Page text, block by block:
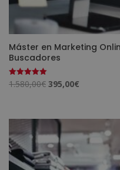
Máster en Marketing
Buscadores
Valorado
con
1.580,00€ El
era:
1.580,00€.
395,00€
395,00€.